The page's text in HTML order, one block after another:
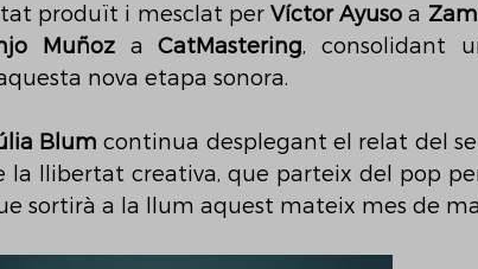
produït i mesclat per Víctor Ayuso a
Muñoz a CatMastering, consolidant
nova etapa sonora.
Blum continua desplegant el relat del
llibertat creativa, que parteix del pop
sortirà a la llum aquest mateix mes de